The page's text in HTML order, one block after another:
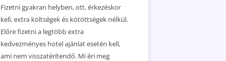
Fizetni gyakran helyben, ott, érkezéskor
kell, extra költségek és kötöttségek nélkül.
Előre fizetni a legtöbb extra
kedvezményes hotel ajánlat esetén kell,
ami nem visszatérítendő. Mi éri meg